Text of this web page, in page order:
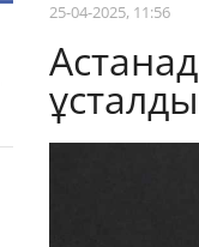
25-04-2025, 11:56
ұсталды